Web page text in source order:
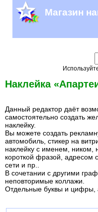
Магазин
Наклейка
Данный редактор даёт
самостоятельно создать
наклейку.
Вы можете создать
автомобиль, стикер на
наклейку с именем, ником,
короткой фразой, адресом
сети и пр..
В сочетании с другими
неповторимые коллажи.
Отдельные буквы и цифры,